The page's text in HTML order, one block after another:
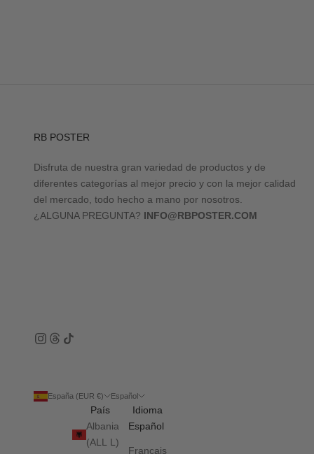
RB POSTER
Disfruta de nuestra gran variedad de productos y de
diferentes categorías al mejor precio y con la mejor calidad
del mercado, todo hecho a mano por nosotros.
¿ALGUNA PREGUNTA? INFO@RBPOSTER.COM
España (EUR €)
País
Albania
(ALL L)
Español
Idioma
Español
Français